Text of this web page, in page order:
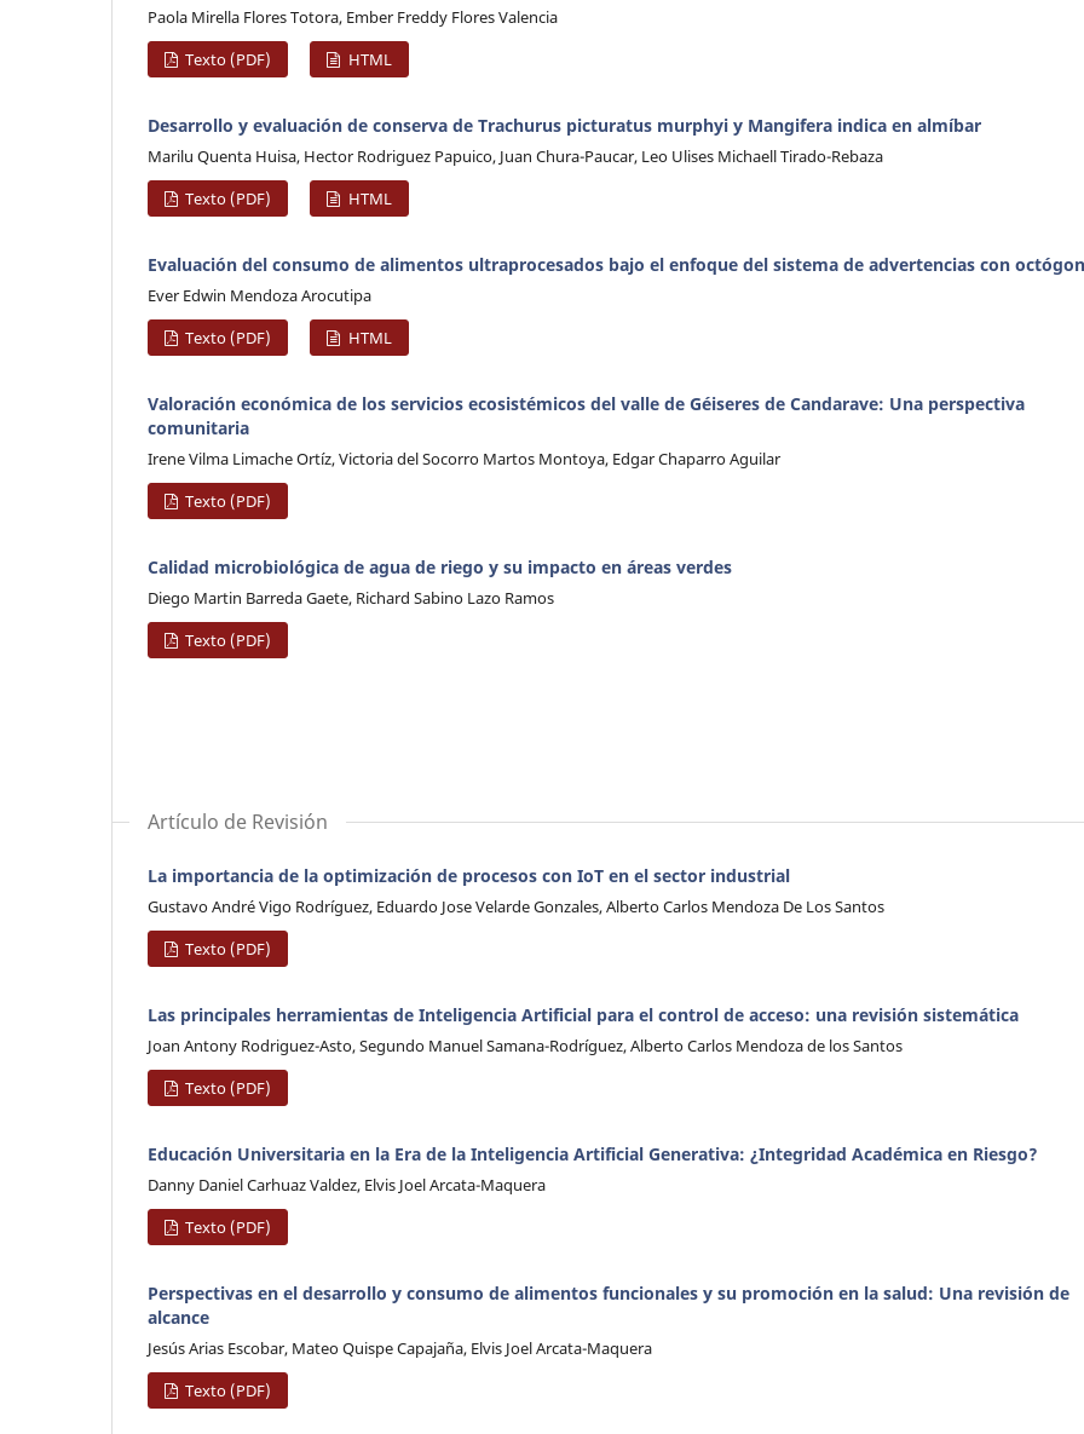
Paola Mirella Flores Totora, Ember Freddy Flores Valencia
Texto (PDF)
HTML
Desarrollo y evaluación de conserva de Trachurus picturatus murphyi y Mangifera indica en almíbar
Marilu Quenta Huisa, Hector Rodriguez Papuico, Juan Chura-Paucar, Leo Ulises Michaell Tirado-Rebaza
Texto (PDF)
HTML
Evaluación del consumo de alimentos ultraprocesados bajo el enfoque del sistema de advertencias con
Ever Edwin Mendoza Arocutipa
Texto (PDF)
HTML
Valoración económica de los servicios ecosistémicos del valle de Géiseres de Candarave: Una perspectiva
comunitaria
Irene Vilma Limache Ortíz, Victoria del Socorro Martos Montoya, Edgar Chaparro Aguilar
Texto (PDF)
Calidad microbiológica de agua de riego y su impacto en áreas verdes
Diego Martin Barreda Gaete, Richard Sabino Lazo Ramos
Texto (PDF)
Artículo de Revisión
La importancia de la optimización de procesos con IoT en el sector industrial
Gustavo André Vigo Rodríguez, Eduardo Jose Velarde Gonzales, Alberto Carlos Mendoza De Los Santos
Texto (PDF)
Las principales herramientas de Inteligencia Artificial para el control de acceso: una revisión sistemática
Joan Antony Rodriguez-Asto, Segundo Manuel Samana-Rodríguez, Alberto Carlos Mendoza de los Santos
Texto (PDF)
Educación Universitaria en la Era de la Inteligencia Artificial Generativa: ¿Integridad Académica en Riesgo?
Danny Daniel Carhuaz Valdez, Elvis Joel Arcata-Maquera
Texto (PDF)
Perspectivas en el desarrollo y consumo de alimentos funcionales y su promoción en la salud: Una revisión de
alcance
Jesús Arias Escobar, Mateo Quispe Capajaña, Elvis Joel Arcata-Maquera
Texto (PDF)